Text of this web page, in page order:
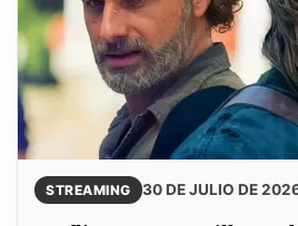
STREAMING 30 DE JULIO DE